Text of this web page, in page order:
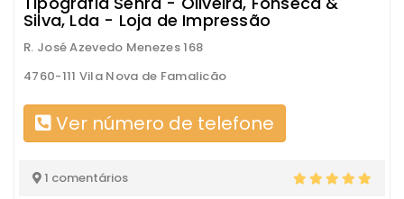
Silva, Lda - Loja de Impressão
R. José Azevedo Menezes 168
4760-111 Vila Nova de Famalicão
Ver número de telefone
1 comentários